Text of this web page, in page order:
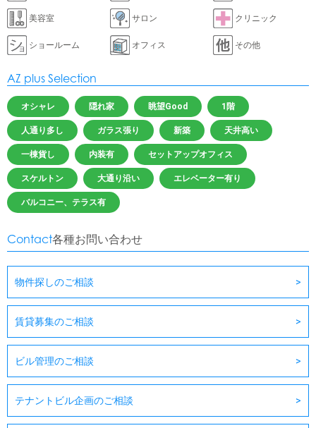
美容室 サロン クリニック
ショールーム オフィス その他
AZ plus Selection
オシャレ 隠れ家 眺望Good 1階
人通り多し ガラス張り 新築 天井高い
一棟貨し 内装有 セットアップオフィス
スケルトン 大通り沿い エレベーター有り
バルコニー、テラス有
Contact各種お問い合わせ
物件探しのご相談
賃貸募集のご相談
ビル管理のご相談
テナントビル企画のご相談